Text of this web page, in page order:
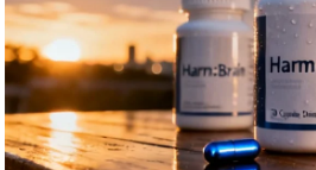
w
s
ला
इ
फ